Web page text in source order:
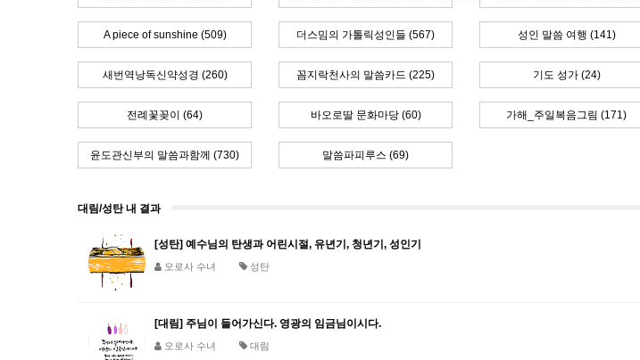
A piece of sunshine (509) 더스밈의 가톨릭성인들 (567) 성인 말씀 여행 (141)
새번역낭독신약성경 (260) 꼼지락천사의 말씀카드 (225) 기도 성가 (24)
전례꽃꽂이 (64) 바오로딸 문화마당 (60) 가해_주일복음그림 (171)
윤도관신부의 말씀과함께 (730) 말씀파피루스 (69)
대림/성탄 내 결과
[성탄] 예수님의 탄생과 어린시절, 유년기, 청년기, 성인기
오로사 수녀 성탄
[대림] 주님이 들어가신다. 영광의 임금님이시다.
오로사 수녀 대림